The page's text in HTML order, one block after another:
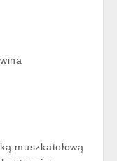
muszkatołową